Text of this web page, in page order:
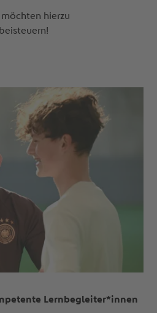
möchten hierzu
Lernbegleiter*innen